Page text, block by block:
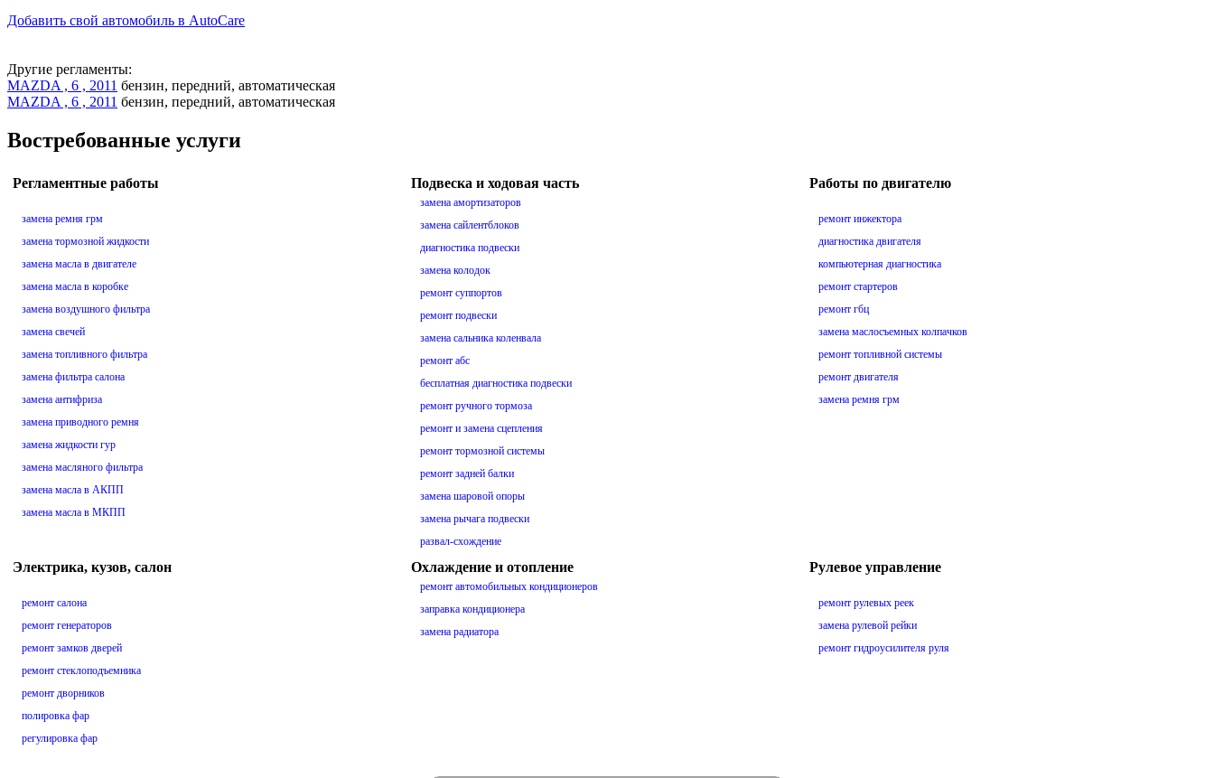
Добавить свой автомобиль в AutoCare
Другие регламенты:
MAZDA , 6 , 2011 бензин, передний, автоматическая
MAZDA , 6 , 2011 бензин, передний, автоматическая
Востребованные услуги
Регламентные работы
замена ремня грм
замена тормозной жидкости
замена масла в двигателе
замена масла в коробке
замена воздушного фильтра
замена свечей
замена топливного фильтра
замена фильтра салона
замена антифриза
замена приводного ремня
замена жидкости гур
замена масляного фильтра
замена масла в АКПП
замена масла в МКПП
Подвеска и ходовая часть
замена амортизаторов
замена сайлентблоков
диагностика подвески
замена колодок
ремонт суппортов
ремонт подвески
замена сальника коленвала
ремонт абс
бесплатная диагностика подвески
ремонт ручного тормоза
ремонт и замена сцепления
ремонт тормозной системы
ремонт задней балки
замена шаровой опоры
замена рычага подвески
развал-схождение
Работы по двигателю
ремонт инжектора
диагностика двигателя
компьютерная диагностика
ремонт стартеров
ремонт гбц
замена маслосъемных колпачков
ремонт топливной системы
ремонт двигателя
замена ремня грм
Электрика, кузов, салон
ремонт салона
ремонт генераторов
ремонт замков дверей
ремонт стеклоподъемника
ремонт дворников
полировка фар
регулировка фар
Охлаждение и отопление
ремонт автомобильных кондиционеров
заправка кондиционера
замена радиатора
Рулевое управление
ремонт рулевых реек
замена рулевой рейки
ремонт гидроусилителя руля